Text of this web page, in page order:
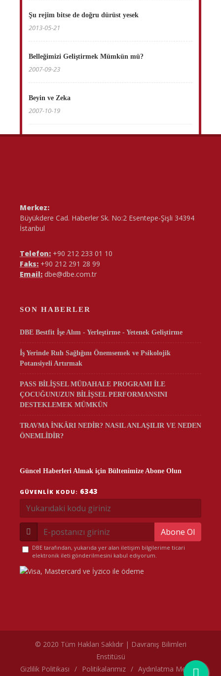
Şu rejim bitse de doğru dürüst yesek
2013-05-21
Belleğimizi Geliştirmek Mümkün mü?
2007-09-23
Beyin ve Zeka
2007-10-19
Merkez:
Büyükdere Cad. Haberler Sk. No:2 Esentepe-Şişli 34394
İstanbul
Telefon: +90 212 233 01 10
Faks: +90 212 291 28 99
Email: dbe@dbe.com.tr
SON HABERLER
DBE Bestfit İşe Alım - Yerleştirme - Yetenek Geliştirme
İş Yerinde Ruh Sağlığını Önemsemek ve Psikolojik
Potansiyeli Artırmak
PASS BİLİŞSEL MÜDAHALE PROGRAMI İLE
ÇOCUĞUNUZUN BİLİŞSEL PERFORMANSINI
DESTEKLEMEK MÜMKÜN
TRAVMA İNKÂRI NEDİR? NASIL ANLAŞILIR VE NEDEN
ÖNEMLİDİR?
Güncel Haberleri Almak için Bültenimize Abone Olun
GÜVENLIK KODU: 6343
Abone Ol
DBE tarafından, yukarıda yer alan iletişim bilgilerime ticari
elektronik ileti gönderilmesini kabul ediyorum.
© 2020 Tüm Hakları Saklıdır | Davranış Bilimleri
Enstitüsü
Gizlilik Politikası / Politikalarımız / Aydınlatma Metni
çerez politikamız